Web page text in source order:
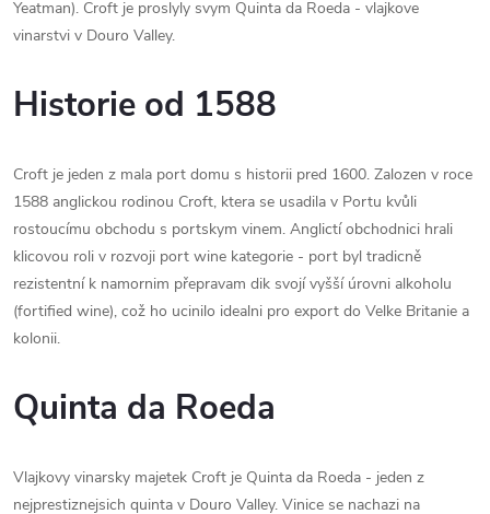
Yeatman). Croft je proslyly svym Quinta da Roeda - vlajkove
vinarstvi v Douro Valley.
Historie od 1588
Croft je jeden z mala port domu s historii pred 1600. Zalozen v roce
1588 anglickou rodinou Croft, ktera se usadila v Portu kvůli
rostoucímu obchodu s portskym vinem. Anglictí obchodnici hrali
klicovou roli v rozvoji port wine kategorie - port byl tradicně
rezistentní k namornim přepravam dik svojí vyšší úrovni alkoholu
(fortified wine), což ho ucinilo idealni pro export do Velke Britanie a
kolonii.
Quinta da Roeda
Vlajkovy vinarsky majetek Croft je Quinta da Roeda - jeden z
nejprestiznejsich quinta v Douro Valley. Vinice se nachazi na